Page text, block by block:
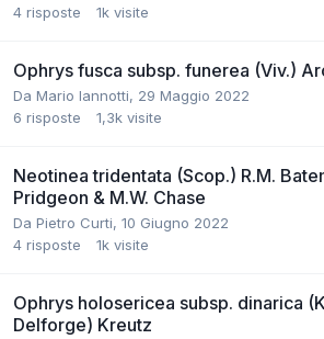
4 risposte 1k visite
Ophrys fusca subsp. funerea (Viv.)
Da Mario Iannotti, 29 Maggio 2022
6 risposte 1,3k visite
Neotinea tridentata (Scop.) R.M.
Pridgeon & M.W. Chase
Da Pietro Curti, 10 Giugno 2022
4 risposte 1k visite
Ophrys holosericea subsp. dinarica
Delforge) Kreutz